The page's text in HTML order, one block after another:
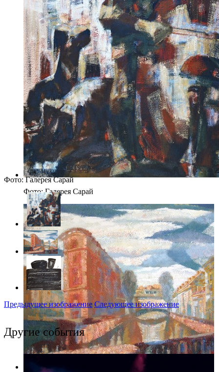
Фото: Галерея Сарай
Фото: Галерея Сарай
Предыдущее изображение Следующее изображение
Другие события